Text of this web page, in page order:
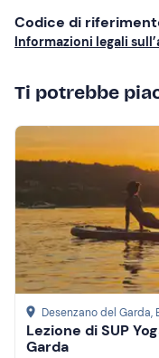
stato ideale per la
posizione che
Codice di
Informazioni legali
Ti potrebbe
Desenzano del Garda,
Lezione di SUP
Garda